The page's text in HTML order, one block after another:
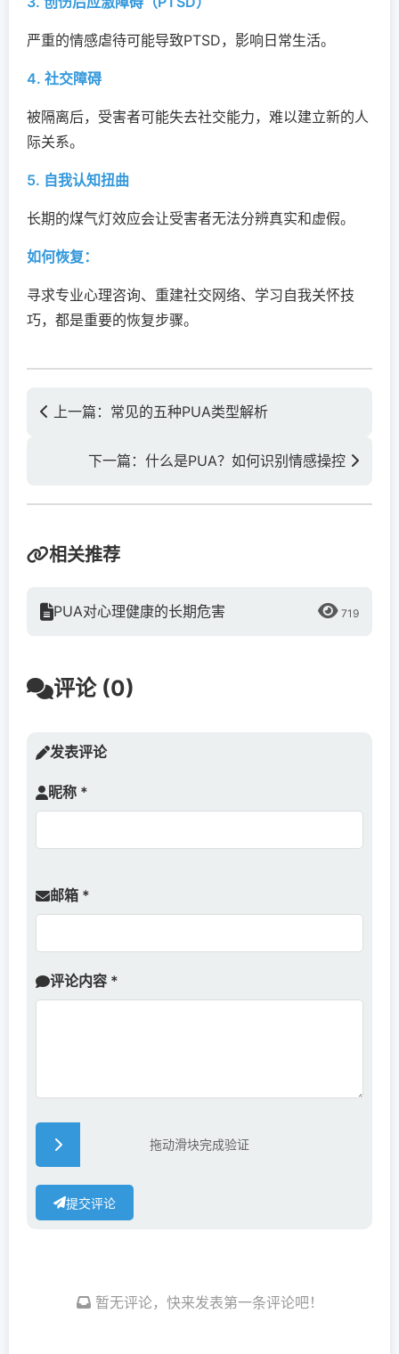
严重的情感虐待可能导致PTSD，影响日常生活。
4. 社交障碍
被隔离后，受害者可能失去社交能力，难以建立新的人
际关系。
5. 自我认知扭曲
长期的煤气灯效应会让受害者无法分辨真实和虚假。
如何恢复：
寻求专业心理咨询、重建社交网络、学习自我关怀技
巧，都是重要的恢复步骤。
上一篇：常见的五种PUA类型解析
下一篇：什么是PUA？如何识别情感操控
相关推荐
PUA对心理健康的长期危害 719
评论 (0)
发表评论
昵称 *
邮箱 *
评论内容 *
拖动滑块完成验证
提交评论
暂无评论，快来发表第一条评论吧！